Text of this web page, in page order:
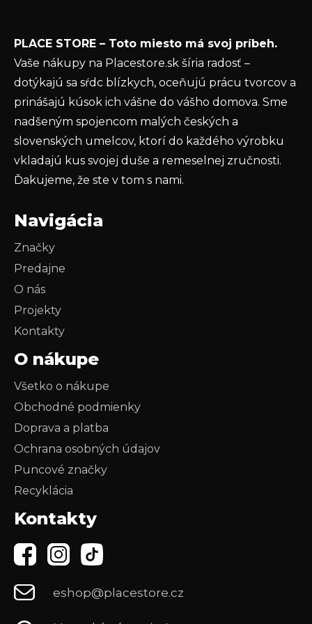
ochrany osobných údajov
PRIHLÁSIŤ SA
PLACE STORE – Toto miesto má svoj príbeh.
Vaše nákupy na Placestore.sk šíria radosť –
dotýkajú sa sŕdc blízkych, oceňujú prácu tvorcov a
prinášajú kúsok ich vášne do vášho domova. Sme
nadšeným spojencom malých českých a
slovenských umelcov, ktorí do každého výrobku
vkladajú kus svojej duše a remeselnej zručnosti.
Ďakujeme, že ste v tom s nami.
Navigácia
Značky
Predajne
O nás
Projekty
Kontakty
O nákupe
Všetko o nákupe
Obchodné podmienky
Doprava a platba
Ochrana osobných údajov
Puncové značky
Recyklácia
Kontakty
eshop@placestore.cz